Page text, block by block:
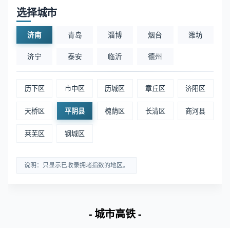
暂无数据
济南平阴县商场周边实时拥堵排名
选择城市
济南 青岛 淄博 烟台 潍坊
济宁 泰安 临沂 德州
历下区 市中区 历城区 章丘区 济阳区
天桥区 平阴县 槐荫区 长清区 商河县
莱芜区 钢城区
说明：只显示已收录拥堵指数的地区。
- 城市高铁 -